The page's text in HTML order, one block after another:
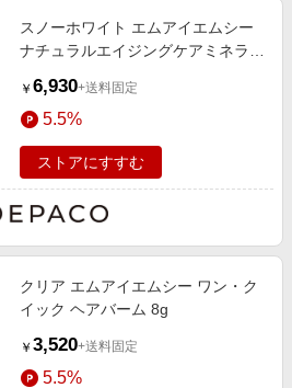
スノーホワイト エムアイエムシー
ナチュラルエイジングケアミネラル
SPF50+ PA++++
￥ 6,930+送料固定
5.5%
ストアにすすむ
クリア エムアイエムシー ワン・ク
イック ヘアバーム 8g
￥ 3,520+送料固定
5.5%